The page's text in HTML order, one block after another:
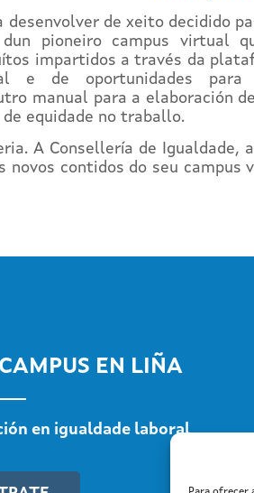
de xeito decidido
pioneiro campus virtual
impartidos a través da
e de oportunidades
manual para a elaboración
equidade no traballo.
A Consellería de Igualdade,
contidos do seu campus
EN LIÑA
en igualdade laboral